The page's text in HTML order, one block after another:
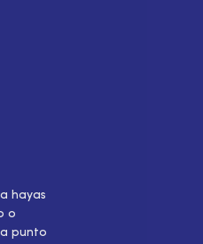
hayas
o
punto